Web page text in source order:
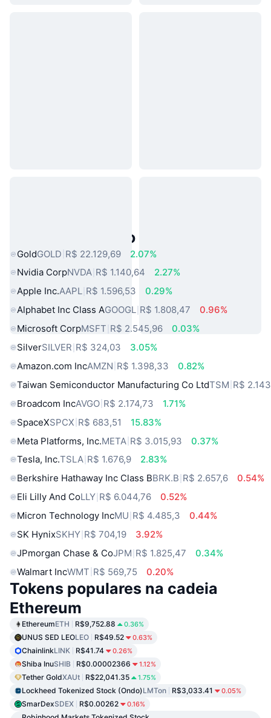
Ativos do Mundo Real Populares
GoldGOLD R$ 22.129,69
2.07%
Nvidia CorpNVDA R$ 1.140,64
2.27%
Apple Inc.AAPL R$ 1.596,53
0.29%
Alphabet Inc Class AGOOGL R$ 1.808,47
0.96%
Microsoft CorpMSFT R$ 2.545,96
0.03%
SilverSILVER R$ 324,03
3.05%
Amazon.com IncAMZN R$ 1.398,33
0.82%
Taiwan Semiconductor Manufacturing Co LtdTSM R$
Broadcom IncAVGO R$ 2.174,73
1.71%
SpaceXSPCX R$ 683,51
15.83%
Meta Platforms, Inc.META R$ 3.015,93
0.37%
Tesla, Inc.TSLA R$ 1.676,9
2.83%
Berkshire Hathaway Inc Class BBRK.B R$ 2.657,6
0.54%
Eli Lilly And CoLLY R$ 6.044,76
0.52%
Micron Technology IncMU R$ 4.485,3
0.44%
SK HynixSKHY R$ 704,19
3.92%
JPmorgan Chase & CoJPM R$ 1.825,47
0.34%
Walmart IncWMT R$ 569,75 0.20%
Tokens populares na cadeia
Ethereum
EthereumETH R$9,752.88 0.36%
UNUS SED LEOLEO R$49.52 0.63%
ChainlinkLINK R$41.74 0.26%
Shiba InuSHIB R$0.00002366 1.12%
Tether GoldXAUt R$22,041.35 1.75%
Lockheed Tokenized Stock (Ondo)LMTon R$3,033.41 0.05%
SmarDexSDEX R$0.00262 0.16%